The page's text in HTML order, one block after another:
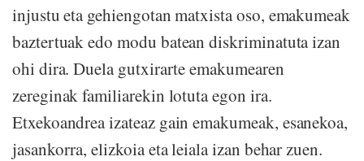
injustu eta gehiengotan matxista oso, emakumeak
baztertuak edo modu batean diskriminatuta izan
ohi dira. Duela gutxirarte emakumearen
zereginak familiarekin lotuta egon ira.
Etxekoandrea izateaz gain emakumeak, esanekoa,
jasankorra, elizkoia eta leiala izan behar zuen.